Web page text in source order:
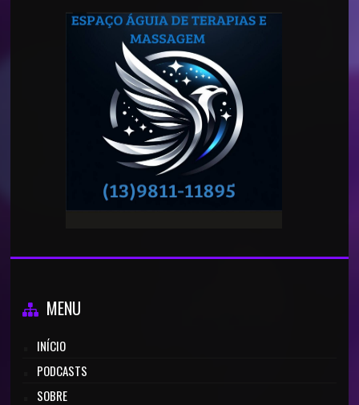
MENU
INÍCIO
PODCASTS
SOBRE